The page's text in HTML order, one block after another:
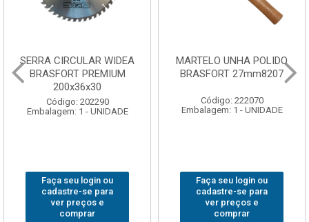
SERRA CIRCULAR WIDEA
BRASFORT PREMIUM
200x36x30
Código: 202290
Embalagem: 1 - UNIDADE
Faça seu login ou
cadastre-se para
ver preços e
comprar
MARTELO UNHA POLIDO
BRASFORT 27mm8207
Código: 222070
Embalagem: 1 - UNIDADE
Faça seu login ou
cadastre-se para
ver preços e
comprar